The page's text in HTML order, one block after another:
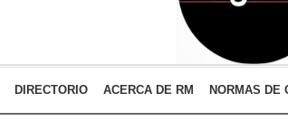
DIRECTORIO ACERCA DE RM NORMAS DE